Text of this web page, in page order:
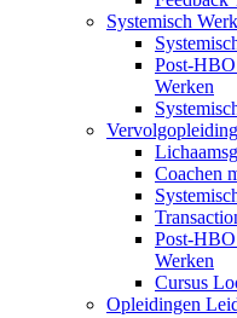
Systemisch
Post-
Werken
Coachen
Post-
Werken
Cursus
Opleidingen